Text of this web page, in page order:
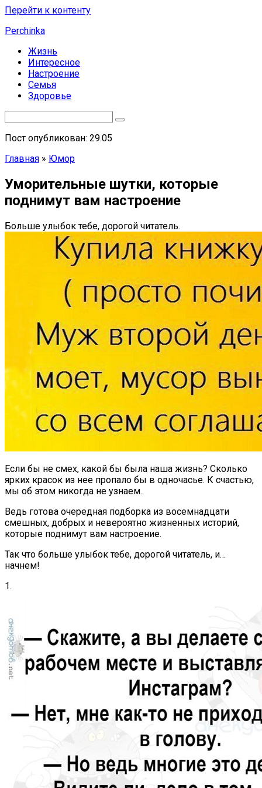
Перейти к контенту
Perchinka
Жизнь
Интересное
Настроение
Семья
Здоровье
Пост опубликован: 29.05
Главная » Юмор
Уморительные шутки, которые
поднимут вам настроение
Больше улыбок тебе, дорогой читатель.
Если бы не смех, какой бы была наша жизнь? Сколько
ярких красок из нее пропало бы в одночасье. К счастью,
мы об этом никогда не узнаем.
Ведь готова очередная подборка из восемнадцати
смешных, добрых и невероятно жизненных историй,
которые поднимут вам настроение.
Так что больше улыбок тебе, дорогой читатель, и…
начнем!
1.